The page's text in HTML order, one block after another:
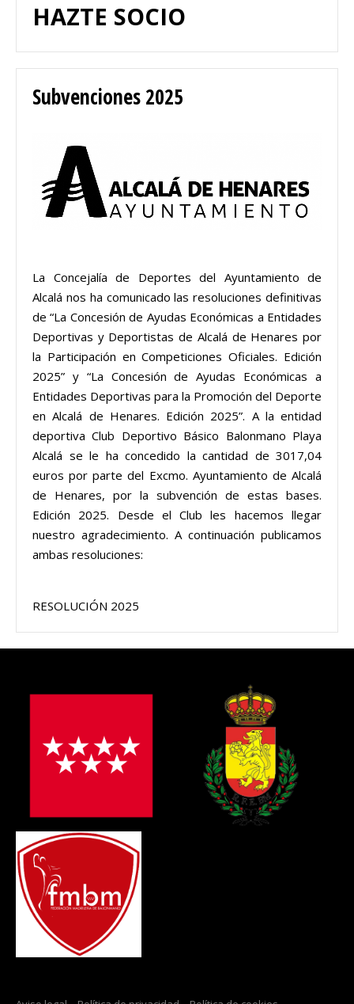
HAZTE SOCIO
Subvenciones 2025
La Concejalía de Deportes del Ayuntamiento de
Alcalá nos ha comunicado las resoluciones definitivas
de “La Concesión de Ayudas Económicas a Entidades
Deportivas y Deportistas de Alcalá de Henares por
la Participación en Competiciones Oficiales. Edición
2025” y “La Concesión de Ayudas Económicas a
Entidades Deportivas para la Promoción del Deporte
en Alcalá de Henares. Edición 2025”. A la entidad
deportiva Club Deportivo Básico Balonmano Playa
Alcalá se le ha concedido la cantidad de 3017,04
euros por parte del Excmo. Ayuntamiento de Alcalá
de Henares, por la subvención de estas bases.
Edición 2025. Desde el Club les hacemos llegar
nuestro agradecimiento. A continuación publicamos
ambas resoluciones:
RESOLUCIÓN 2025